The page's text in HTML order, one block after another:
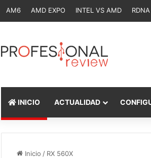
AM6 AMD EXPO INTEL VS AMD
INICIO ACTUALIDAD
Inicio / RX 560X